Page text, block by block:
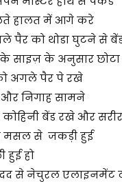
हालत में आगे करे
पैर को थोडा घुटने से
साइज़ के अनुसार छोटा
अगले पैर पे रखे
निगाह सामने
कोहिनी बेंड रखे और
मसल से जकड़ी हुई
हुई हो
से नेचुरल एलाइनमेंट